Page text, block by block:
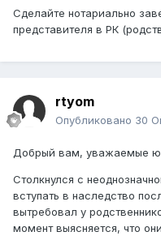
Сделайте нотариально
представителя в РК
rtyom
Опубликовано 30
Добрый вам, уважаемые
Столкнулся с
вступать в наследство
вытребовал у
момент выясняется, что